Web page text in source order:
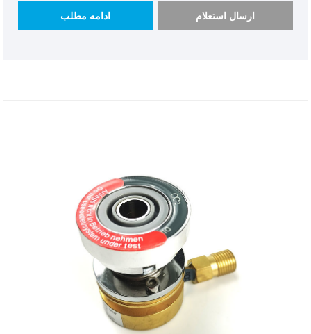
است، مشتریان داخلی و خارجی از آن استقبال می کنند و
مقدار خرید و موجودی کالا کافی است، پریزهای استاندارد گاز
ادامه مطلب ارسال استعلام